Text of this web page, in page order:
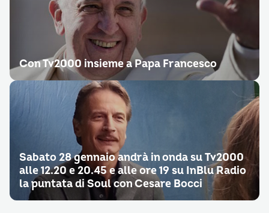
Con Tv2000 insieme a Papa Francesco
Sabato 28 gennaio andrà in onda su Tv2000
alle 12.20 e 20.45 e alle ore 19 su InBlu Radio
la puntata di Soul con Cesare Bocci